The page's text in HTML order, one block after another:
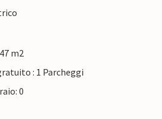
m2
: 1 Parcheggi
0